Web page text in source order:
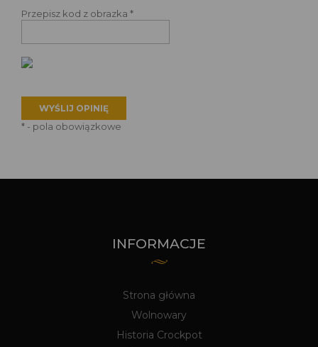
Przepisz kod z obrazka *
* - pola obowiązkowe
INFORMACJE
Strona główna
Wolnowary
Historia Crockpot